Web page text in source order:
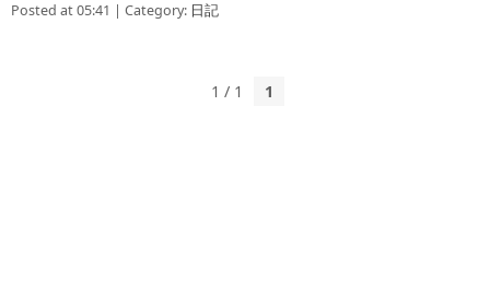
Posted at 05:41 | Category: 日記
1 / 1 1